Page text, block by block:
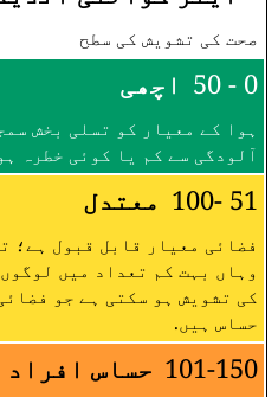
صحت کی تشویش کی سطح
0 - 50 اچھی
ہوا کے معیار کو تسلی بخش
آلودگی سے کم یا کوئی خطرہ
51 -100 معتدل
فضائی معیار قابل قبول ہے؛
وہاں بہت کم تعداد میں
کی تشویش ہو سکتی ہے جو
حساس ہیں.
101-150 حساس